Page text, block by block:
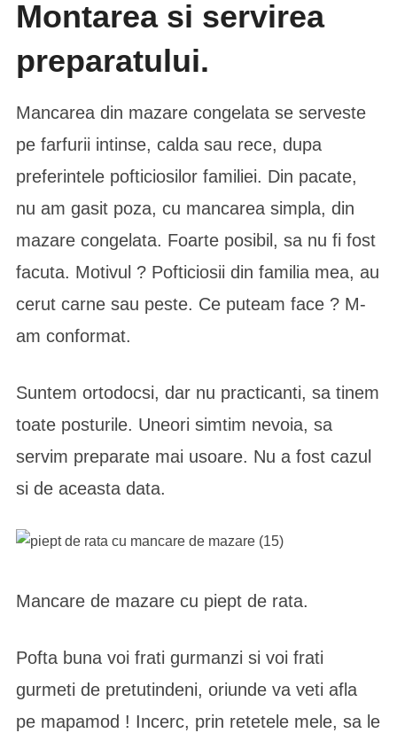
Montarea si servirea
preparatului.
Mancarea din mazare congelata se serveste
pe farfurii intinse, calda sau rece, dupa
preferintele pofticiosilor familiei. Din pacate,
nu am gasit poza, cu mancarea simpla, din
mazare congelata. Foarte posibil, sa nu fi fost
facuta. Motivul ? Pofticiosii din familia mea, au
cerut carne sau peste. Ce puteam face ? M-
am conformat.
Suntem ortodocsi, dar nu practicanti, sa tinem
toate posturile. Uneori simtim nevoia, sa
servim preparate mai usoare. Nu a fost cazul
si de aceasta data.
Mancare de mazare cu piept de rata.
Pofta buna voi frati gurmanzi si voi frati
gurmeti de pretutindeni, oriunde va veti afla
pe mapamod ! Incerc, prin retetele mele, sa le